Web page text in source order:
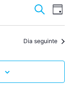
de
e
Pesquisar
de
de
Dia
Dia seguinte